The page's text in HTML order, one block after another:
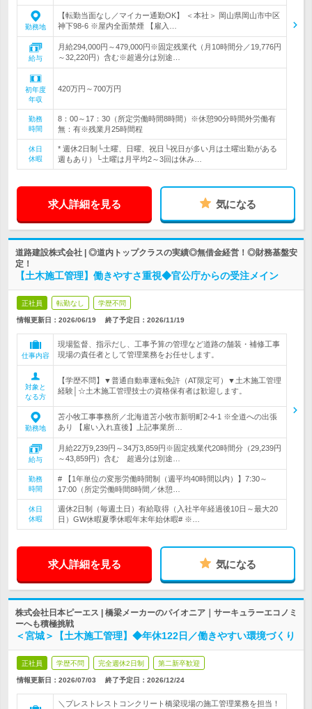
勤務地
【転勤当面なし／マイカー通勤OK】 ＜本社＞ 岡山県岡山市中区
神下98-6 ※屋内全面禁煙 【雇入…
給与
月給294,000円～479,000円※固定残業代（月10時間分／19,776円
～32,220円）含む※超過分は別途…
初年度
年収
420万円～700万円
勤務
時間
8：00～17：30（所定労働時間8時間）※休憩90分時間外労働有
無：有※残業月25時間程
休日
休暇
* 週休2日制└土曜、日曜、祝日└祝日が多い月は土曜出勤がある
週もあり）└土曜は月平均2～3回は休み…
求人詳細を見る 気になる
道路建設株式会社 | ◎道内トップクラスの実績◎無借金経営！◎財務基盤安
定！
【土木施工管理】働きやすさ重視◆官公庁からの受注メイン
正社員 転勤なし 学歴不問
情報更新日：2026/06/19 終了予定日： 2026/11/19
仕事内容
現場監督、指示だし、工事予算の管理など道路の舗装・補修工事
現場の責任者として管理業務をお任せします。
対象と
なる方
【学歴不問】▼普通自動車運転免許（AT限定可）▼土木施工管理
経験│☆土木施工管理技士の資格保有者は歓迎します。
勤務地
苫小牧工事事務所／北海道苫小牧市新明町2-4-1 ※全道への出張
あり 【雇い入れ直後】上記事業所…
給与
月給22万9,239円～34万3,859円※固定残業代20時間分（29,239円
～43,859円）含む 超過分は別途…
勤務
時間
# 【1年単位の変形労働時間制（週平均40時間以内）】7:30～
17:00（所定労働時間8時間／休憩…
休日
休暇
週休2日制（毎週土日）有給取得（入社半年経過後10日～最大20
日）GW休暇夏季休暇年末年始休暇# ※…
求人詳細を見る 気になる
株式会社日本ピーエス | 橋梁メーカーのパイオニア｜サーキュラーエコノミ
ーへも積極挑戦
＜宮城＞【土木施工管理】◆年休122日／働きやすい環境づくり
正社員 学歴不問 完全週休2日制 第二新卒歓迎
情報更新日：2026/07/03 終了予定日： 2026/12/24
＼プレストレストコンクリート橋梁現場の施工管理業務を担当！